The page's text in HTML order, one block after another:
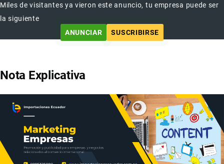
Miles de visitantes ya vieron este anuncio, tu empresa puede ser
la siguiente
ANUNCIAR
SUSCRIBIRSE
Nota Explicativa